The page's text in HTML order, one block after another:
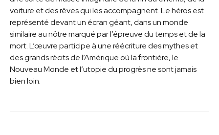
voiture et des rêves qui les accompagnent. Le héros est
représenté devant un écran géant, dans un monde
similaire au nôtre marqué par l’épreuve du temps et de la
mort. L’œuvre participe à une réécriture des mythes et
des grands récits de l’Amérique où la frontière, le
Nouveau Monde et l’utopie du progrès ne sont jamais
bien loin.